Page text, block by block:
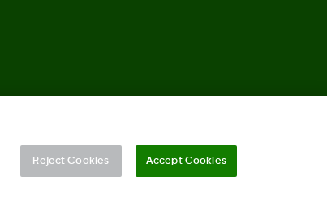
Reject Cookies Accept Cookies